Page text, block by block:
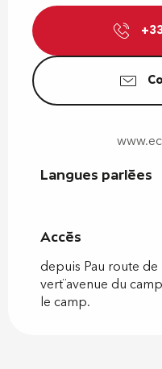
Langues parlées
Langues parlées
Accès
Accès
depuis Pau route
vert¨avenue du
le camp.